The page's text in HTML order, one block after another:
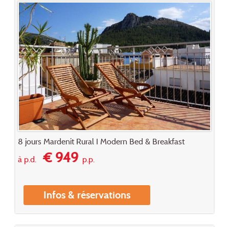
8 jours Mardenit Rural I Modern Bed & Breakfast
à p.d.
€ 949p.p.
Infos & réservations